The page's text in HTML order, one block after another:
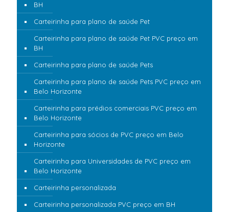
BH
Carteirinha para plano de saúde Pet
Carteirinha para plano de saúde Pet PVC preço em
BH
Carteirinha para plano de saúde Pets
Carteirinha para plano de saúde Pets PVC preço em
Belo Horizonte
Carteirinha para prédios comerciais PVC preço em
Belo Horizonte
Carteirinha para sócios de PVC preço em Belo
Horizonte
Carteirinha para Universidades de PVC preço em
Belo Horizonte
Carteirinha personalizada
Carteirinha personalizada PVC preço em BH